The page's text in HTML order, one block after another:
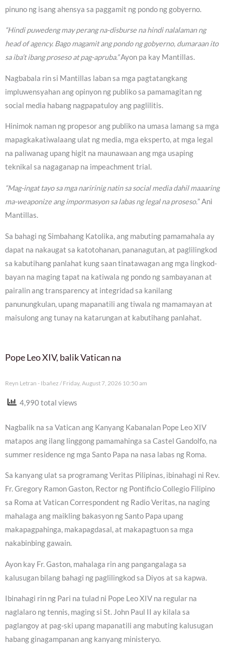
pinuno ng isang ahensya sa paggamit ng pondo ng gobyerno.
“Hindi puwedeng may perang na-disburse na hindi nalalaman ng
head of agency. Bago magamit ang pondo ng gobyerno, dumaraan ito
sa iba’t ibang proseso at pag-apruba.”Ayon pa kay Mantillas.
Nagbabala rin si Mantillas laban sa mga pagtatangkang
impluwensyahan ang opinyon ng publiko sa pamamagitan ng
social media habang nagpapatuloy ang paglilitis.
Hinimok naman ng propesor ang publiko na umasa lamang sa mga
mapagkakatiwalaang ulat ng media, mga eksperto, at mga legal
na paliwanag upang higit na maunawaan ang mga usaping
teknikal sa nagaganap na impeachment trial.
“Mag-ingat tayo sa mga naririnig natin sa social media dahil maaaring
ma-weaponize ang impormasyon sa labas ng legal na proseso.” Ani
Mantillas.
Sa bahagi ng Simbahang Katolika, ang mabuting pamamahala ay
dapat na nakaugat sa katotohanan, pananagutan, at paglilingkod
sa kabutihang panlahat kung saan tinatawagan ang mga lingkod-
bayan na maging tapat na katiwala ng pondo ng sambayanan at
pairalin ang transparency at integridad sa kanilang
panunungkulan, upang mapanatili ang tiwala ng mamamayan at
maisulong ang tunay na katarungan at kabutihang panlahat.
Pope Leo XIV, balik Vatican na
Reyn Letran - Ibañez Friday, August 7, 2026 10:50 am
4,990 total views
Nagbalik na sa Vatican ang Kanyang Kabanalan Pope Leo XIV
matapos ang ilang linggong pamamahinga sa Castel Gandolfo, na
summer residence ng mga Santo Papa na nasa labas ng Roma.
Sa kanyang ulat sa programang Veritas Pilipinas, ibinahagi ni Rev.
Fr. Gregory Ramon Gaston, Rector ng Pontificio Collegio Filipino
sa Roma at Vatican Correspondent ng Radio Veritas, na naging
mahalaga ang maikling bakasyon ng Santo Papa upang
makapagpahinga, makapagdasal, at makapagtuon sa mga
nakabinbing gawain.
Ayon kay Fr. Gaston, mahalaga rin ang pangangalaga sa
kalusugan bilang bahagi ng paglilingkod sa Diyos at sa kapwa.
Ibinahagi rin ng Pari na tulad ni Pope Leo XIV na regular na
naglalaro ng tennis, maging si St. John Paul II ay kilala sa
paglangoy at pag-ski upang mapanatili ang mabuting kalusugan
habang ginagampanan ang kanyang ministeryo.